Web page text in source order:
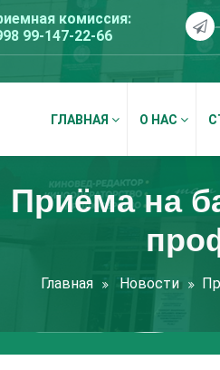
комиссия:
99-147-22-66
ГЛАВНАЯ О НАС
Приёма на
Главная Новости